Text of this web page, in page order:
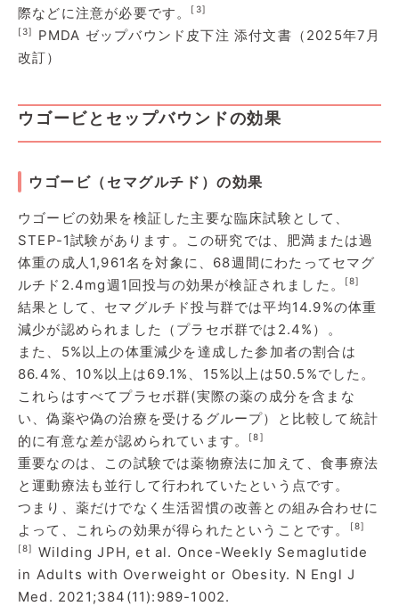
際などに注意が必要です。
[3]
[3]
PMDA ゼップバウンド皮下注 添付文書（2025年7月
改訂）
ウゴービとセップバウンドの効果
ウゴービ（セマグルチド）の効果
ウゴービの効果を検証した主要な臨床試験として、
STEP-1試験があります。この研究では、肥満または過
体重の成人1,961名を対象に、68週間にわたってセマグ
ルチド2.4mg週1回投与の効果が検証されました。
[8]
結果として、セマグルチド投与群では平均14.9%の体重
減少が認められました（プラセボ群では2.4%）。
また、5%以上の体重減少を達成した参加者の割合は
86.4%、10%以上は69.1%、15%以上は50.5%でした。
これらはすべてプラセボ群(実際の薬の成分を含まな
い、偽薬や偽の治療を受けるグループ）と比較して統計
的に有意な差が認められています。
[8]
重要なのは、この試験では薬物療法に加えて、食事療法
と運動療法も並行して行われていたという点です。
つまり、薬だけでなく生活習慣の改善との組み合わせに
よって、これらの効果が得られたということです。
[8]
[8]
Wilding JPH, et al. Once-Weekly Semaglutide
in Adults with Overweight or Obesity. N Engl J
Med. 2021;384(11):989-1002.